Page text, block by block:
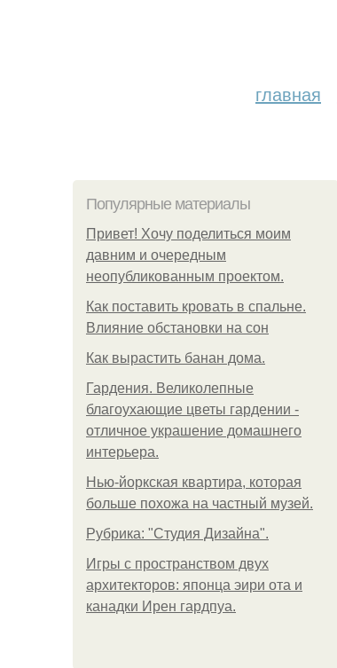
главная
Популярные материалы
Привет! Хочу поделиться моим
давним и очередным
неопубликованным проектом.
Как поставить кровать в спальне.
Влияние обстановки на сон
Как вырастить банан дома.
Гардения. Великолепные
благоухающие цветы гардении -
отличное украшение домашнего
интерьера.
Нью-йоркская квартира, которая
больше похожа на частный музей.
Рубрика: "Студия Дизайна".
Игры с пространством двух
архитекторов: японца эири ота и
канадки Ирен гардпуа.